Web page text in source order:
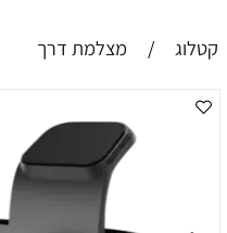
/ מצלמת דרך